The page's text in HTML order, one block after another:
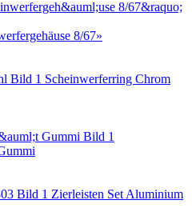
8/67»
Scheinwerferring Chrom
Zierleisten Set Aluminium